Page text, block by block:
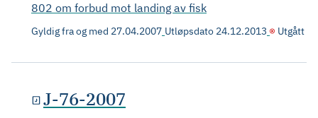
802 om forbud mot landing av fisk
Gyldig fra og med 27.04.2007 Utløpsdato 24.12.2013 Utgått
J-76-2007